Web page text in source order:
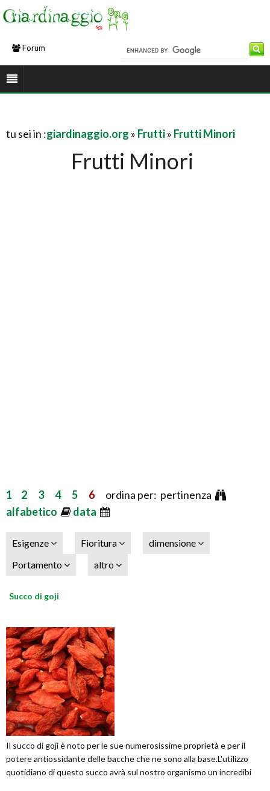
Forum
tu sei in :giardinaggio.org » Frutti» Frutti Minori
Frutti Minori
1 2 3 4 5 6 ordina per: pertinenza
alfabetico
data
Esigenze Fioritura
dimensione
Portamento
altro
Succo di goji
Il succo di goji è noto per le sue numerosissime proprietà e per il
potere antiossidante delle bacche che ne sono alla base.L'utilizzo
quotidiano di questo succo avrà sul nostro organismo un incredibi